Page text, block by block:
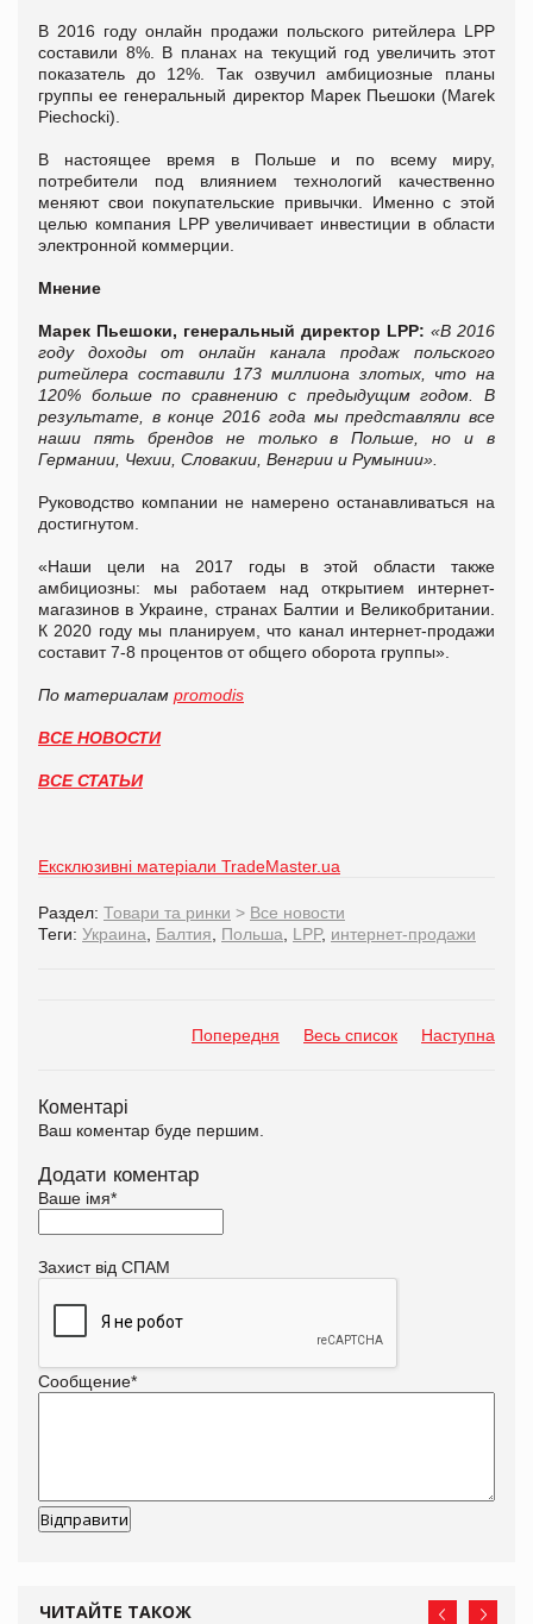
В 2016 году онлайн продажи польского ритейлера LPP
составили 8%. В планах на текущий год увеличить этот
показатель до 12%. Так озвучил амбициозные планы
группы ее генеральный директор Марек Пьешоки (Marek
Piechocki).
В настоящее время в Польше и по всему миру,
потребители под влиянием технологий качественно
меняют свои покупательские привычки. Именно с этой
целью компания LPP увеличивает инвестиции в области
электронной коммерции.
Мнение
Марек Пьешоки, генеральный директор LPP: «В 2016
году доходы от онлайн канала продаж польского
ритейлера составили 173 миллиона злотых, что на
120% больше по сравнению с предыдущим годом. В
результате, в конце 2016 года мы представляли все
наши пять брендов не только в Польше, но и в
Германии, Чехии, Словакии, Венгрии и Румынии».
Руководство компании не намерено останавливаться на
достигнутом.
«Наши цели на 2017 годы в этой области также
амбициозны: мы работаем над открытием интернет-
магазинов в Украине, странах Балтии и Великобритании.
К 2020 году мы планируем, что канал интернет-продажи
составит 7-8 процентов от общего оборота группы».
По материалам promodis
ВСЕ НОВОСТИ
ВСЕ СТАТЬИ
Ексклюзивні матеріали TradeMaster.ua
Раздел: Товари та ринки > Все новости
Теги: Украина, Балтия, Польша, LPP, интернет-продажи
Попередня Весь список Наступна
Коментарі
Ваш коментар буде першим.
Додати коментар
Ваше імя*
Захист від СПАМ
Сообщение*
ЧИТАЙТЕ ТАКОЖ